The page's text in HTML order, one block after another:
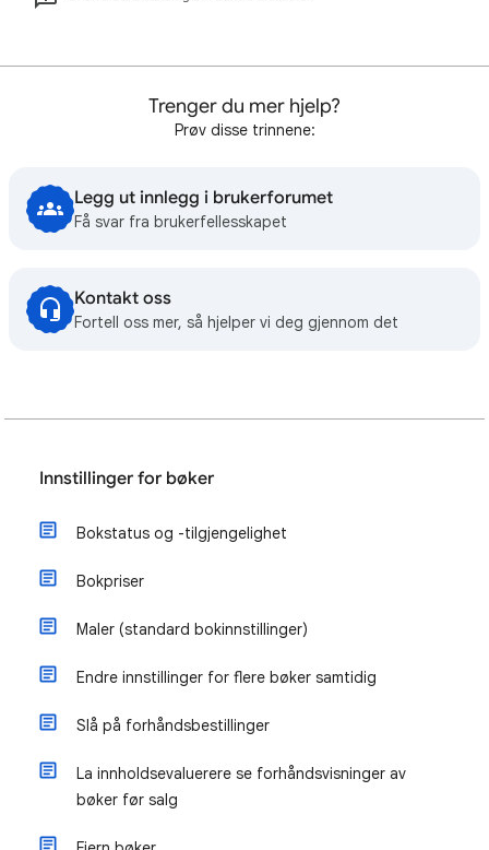
Trenger du mer hjelp?
Prøv disse trinnene:
Legg ut innlegg i brukerforumet
Få svar fra brukerfellesskapet
Kontakt oss
Fortell oss mer, så hjelper vi deg gjennom det
Innstillinger for bøker
Bokstatus og -tilgjengelighet
Bokpriser
Maler (standard bokinnstillinger)
Endre innstillinger for flere bøker samtidig
Slå på forhåndsbestillinger
La innholdsevaluerere se forhåndsvisninger av
bøker før salg